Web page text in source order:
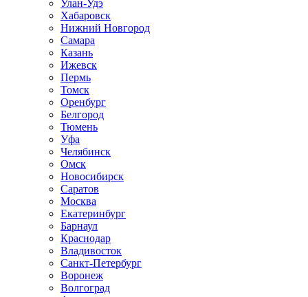
Улан-Удэ
Хабаровск
Нижний Новгород
Самара
Казань
Ижевск
Пермь
Томск
Оренбург
Белгород
Тюмень
Уфа
Челябинск
Омск
Новосибирск
Саратов
Москва
Екатеринбург
Барнаул
Краснодар
Владивосток
Санкт-Петербург
Воронеж
Волгоград